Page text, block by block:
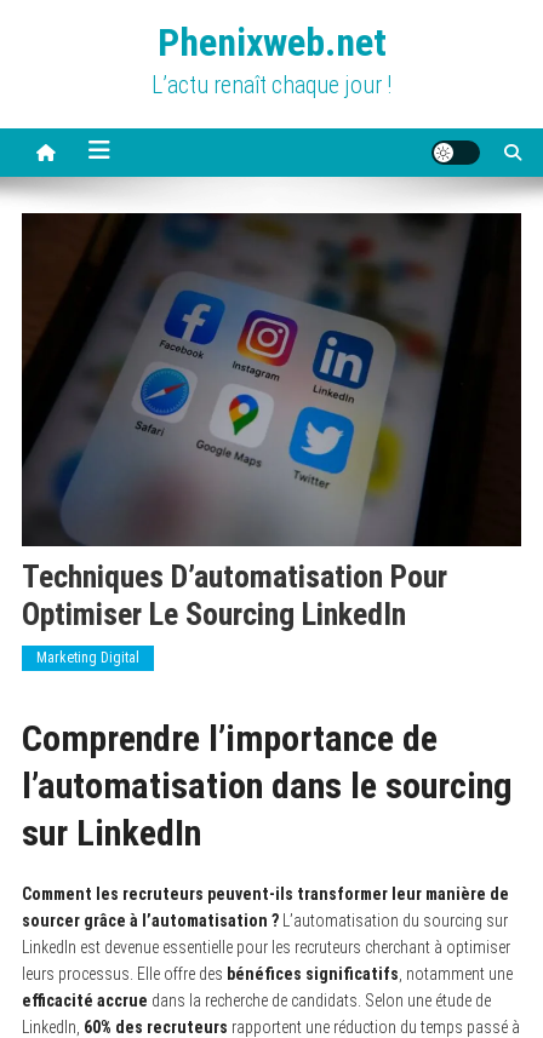
Phenixweb.net
L’actu renaît chaque jour !
Techniques D’automatisation Pour
Optimiser Le Sourcing LinkedIn
Marketing Digital
Comprendre l’importance de
l’automatisation dans le sourcing
sur LinkedIn
Comment les recruteurs peuvent-ils transformer leur manière de
sourcer grâce à l’automatisation ?L’automatisation du sourcing sur
LinkedIn est devenue essentielle pour les recruteurs cherchant à optimiser
leurs processus. Elle offre des bénéfices significatifs , notamment une
efficacité accrue dans la recherche de candidats. Selon une étude de
LinkedIn, 60% des recruteurs rapportent une réduction du temps passé à